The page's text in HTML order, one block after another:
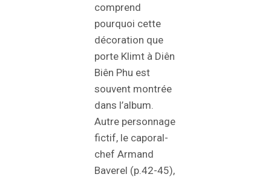
comprend
pourquoi cette
décoration que
porte Klimt à Diên
Biên Phu est
souvent montrée
dans l’album.
Autre personnage
fictif, le caporal-
chef Armand
Baverel (p.42-45),